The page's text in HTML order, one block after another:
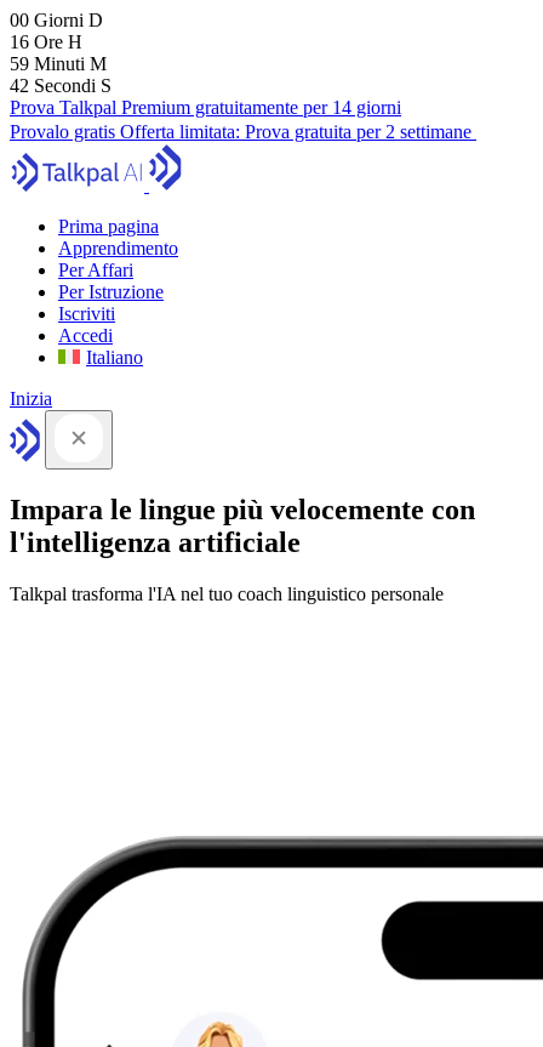
00 Giorni D
16 Ore H
59 Minuti M
41 Secondi S
Prova Talkpal Premium gratuitamente per 14 giorni
Provalo gratis Offerta limitata: Prova gratuita per 2 settimane
Prima pagina
Apprendimento
Per Affari
Per Istruzione
Iscriviti
Accedi
Italiano
Inizia
Impara le lingue più velocemente con
l'intelligenza artificiale
Talkpal trasforma l'IA nel tuo coach linguistico personale